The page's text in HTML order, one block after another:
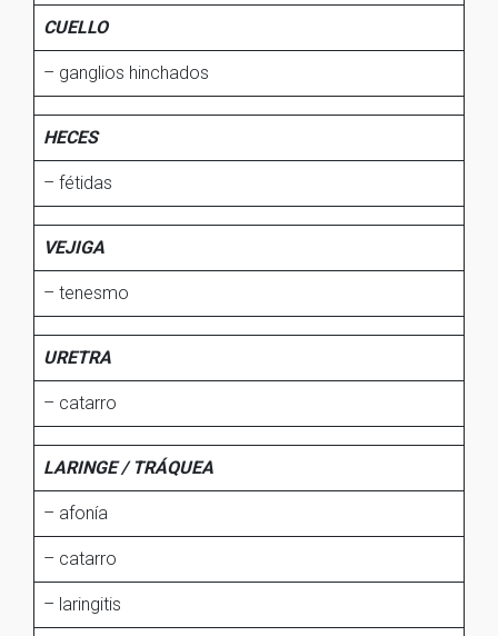
CUELLO
– ganglios hinchados
HECES
– fétidas
VEJIGA
– tenesmo
URETRA
– catarro
LARINGE / TRÁQUEA
– afonía
– catarro
– laringitis